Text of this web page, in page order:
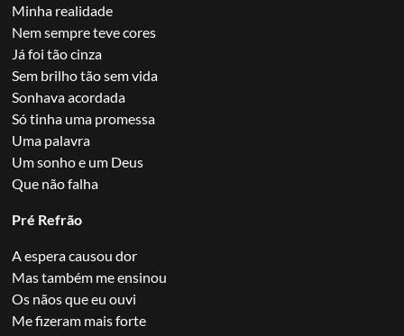
Minha realidade
Nem sempre teve cores
Já foi tão cinza
Sem brilho tão sem vida
Sonhava acordada
Só tinha uma promessa
Uma palavra
Um sonho e um Deus
Que não falha
Pré Refrão
A espera causou dor
Mas também me ensinou
Os nãos que eu ouvi
Me fizeram mais forte